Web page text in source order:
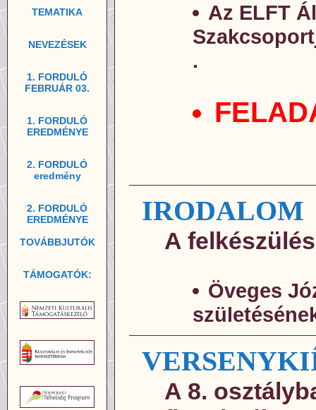
TEMATIKA
NEVEZÉSEK
1. FORDULÓ
FEBRUÁR 03.
1. FORDULÓ
EREDMÉNYE
2. FORDULÓ
eredmény
2. FORDULÓ
EREDMÉNYE
TOVÁBBJUTÓK
TÁMOGATÓK:
Az ELFT
.
IRODALOM
A
Öveges
A 8.